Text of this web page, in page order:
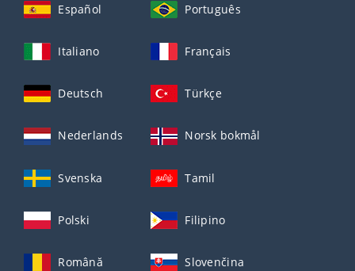
Español Português
Italiano Français
Deutsch Türkçe
Nederlands Norsk bokmål
Svenska Tamil
Polski Filipino
Română Slovenčina